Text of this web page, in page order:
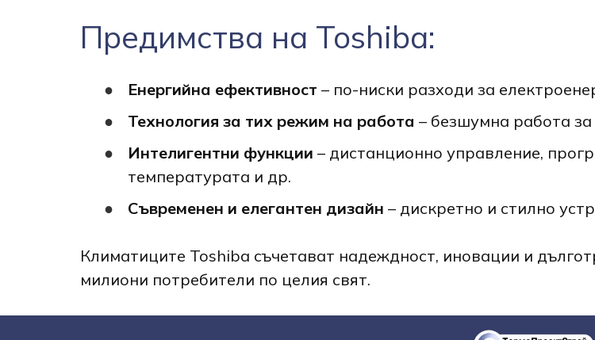
Предимства на Toshiba:
Енергийна ефективност – по-ниски разходи за
Технология за тих режим на работа – безшумна работа
Интелигентни функции – дистанционно управление,
температурата и др.
Съвременен и елегантен дизайн – дискретно и стилно
Климатиците Toshiba съчетават надеждност, иновации и
милиони потребители по целия свят.